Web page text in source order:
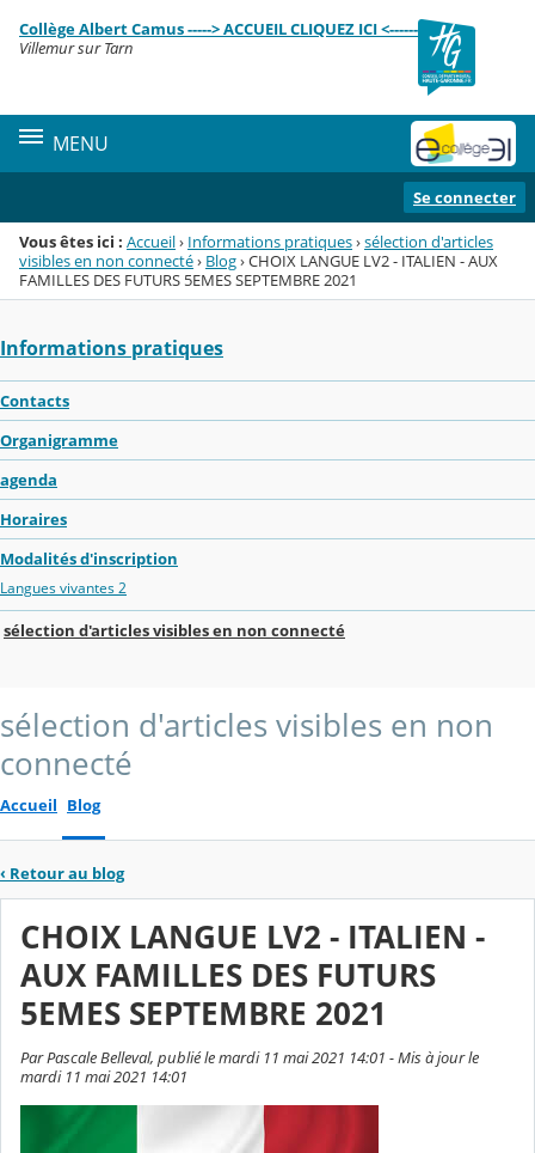
Menu de la rubrique
Contenu
Collège Albert Camus -----> ACCUEIL CLIQUEZ ICI <------
Villemur sur Tarn
MENU
Se connecter
Vous êtes ici : Accueil› Informations pratiques›sélection d'articles
visibles en non connecté› Blog›CHOIX LANGUE LV2 - ITALIEN - AUX
FAMILLES DES FUTURS 5EMES SEPTEMBRE 2021
Informations pratiques
Contacts
Organigramme
agenda
Horaires
Modalités d'inscription
Langues vivantes 2
sélection d'articles visibles en non connecté
sélection d'articles visibles en non
connecté
Accueil Blog
‹ Retour au blog
CHOIX LANGUE LV2 - ITALIEN -
AUX FAMILLES DES FUTURS
5EMES SEPTEMBRE 2021
Par Pascale Belleval, publié le mardi 11 mai 2021 14:01 - Mis à jour le
mardi 11 mai 2021 14:01